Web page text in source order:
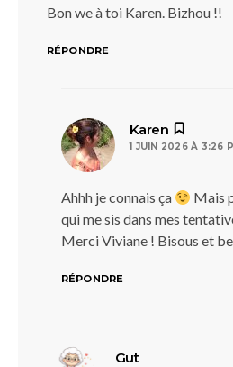
Bon we à toi Karen. Bizhou !!
RÉPONDRE
Karen
1 JUIN 2026 À 3:26
Ahhh je connais ça
Mais
qui me sis dans mes
Merci Viviane ! Bisous et
RÉPONDRE
Gutdit :